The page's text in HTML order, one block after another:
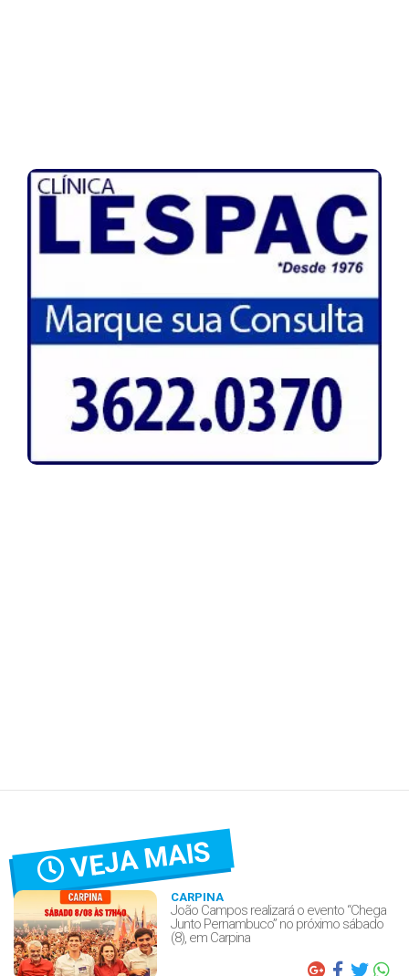
VEJA MAIS
CARPINA
João Campos realizará o evento “Chega
Junto Pernambuco” no próximo sábado
(8), em Carpina